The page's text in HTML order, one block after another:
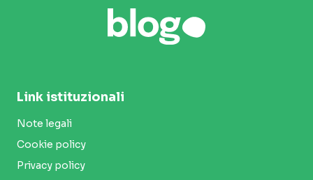
Link istituzionali
Note legali
Cookie policy
Privacy policy